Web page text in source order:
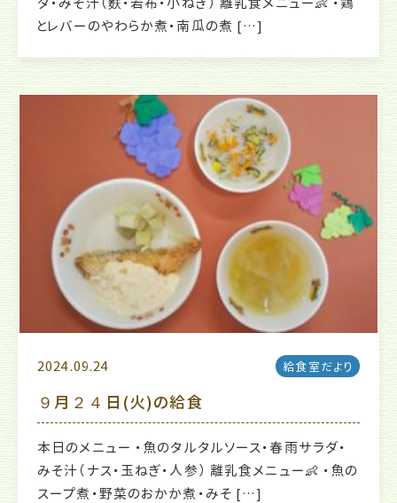
とレバーのやわらか煮・南瓜の煮 […]
2024.09.24 給食室だより
９月２４日(火)の給食
本日のメニュー ・魚のタルタルソース・春雨サラダ・
みそ汁（ナス・玉ねぎ・人参） 離乳食メニュー👶 ・魚の
スープ煮・野菜のおかか煮・みそ […]